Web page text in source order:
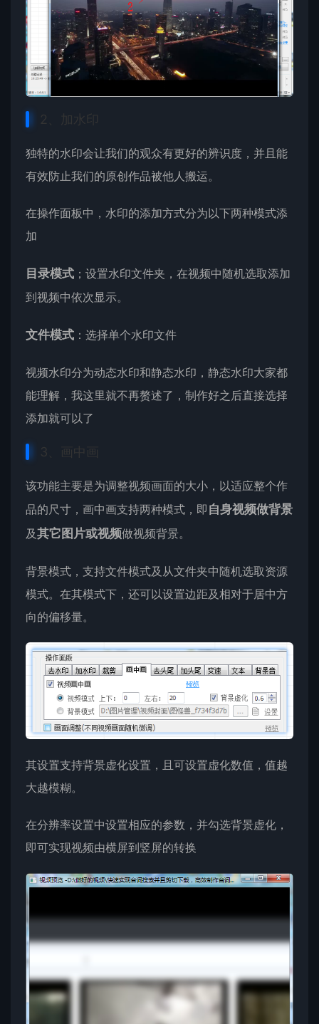
2、加水印
独特的水印会让我们的观众有更好的辨识度，并且能
有效防止我们的原创作品被他人搬运。
在操作面板中，水印的添加方式分为以下两种模式添
加
目录模式 ；设置水印文件夹，在视频中随机选取添加
到视频中依次显示。
文件模式 ：选择单个水印文件
视频水印分为动态水印和静态水印，静态水印大家都
能理解，我这里就不再赘述了，制作好之后直接选择
添加就可以了
3、画中画
该功能主要是为调整视频画面的大小，以适应整个作
品的尺寸，画中画支持两种模式，即 自身视频做背景
及其它图片或视频做视频背景。
背景模式，支持文件模式及从文件夹中随机选取资源
模式。在其模式下，还可以设置边距及相对于居中方
向的偏移量。
其设置支持背景虚化设置，且可设置虚化数值，值越
大越模糊。
在分辨率设置中设置相应的参数，并勾选背景虚化，
即可实现视频由横屏到竖屏的转换